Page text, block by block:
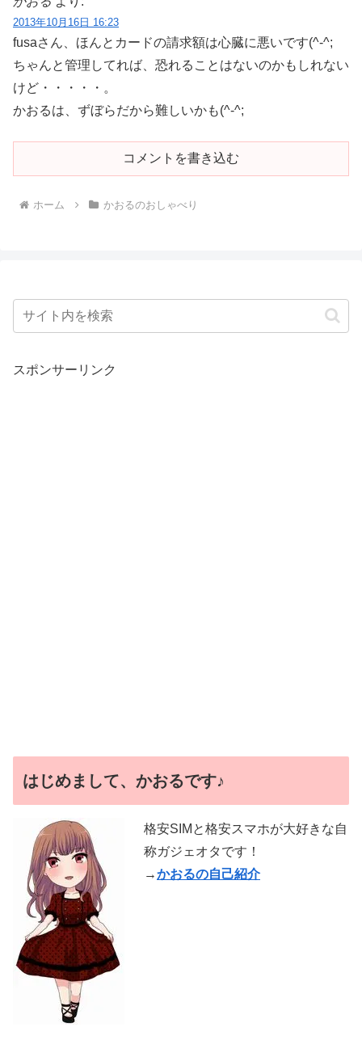
2013年10月16日 16:23
fusaさん、ほんとカードの請求額は心臓に悪いです(^-^;
ちゃんと管理してれば、恐れることはないのかもしれない
けど・・・・・。
かおるは、ずぼらだから難しいかも(^-^;
コメントを書き込む
ホーム かおるのおしゃべり
スポンサーリンク
はじめまして、かおるです♪
格安SIMと格安スマホが大好きな自
称ガジェオタです！
→かおるの自己紹介